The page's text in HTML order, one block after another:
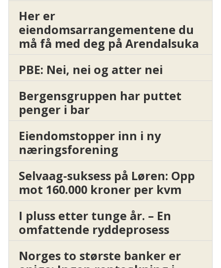
Her er
eiendomsarrangementene du
må få med deg på Arendalsuka
PBE: Nei, nei og atter nei
Bergensgruppen har puttet
penger i bar
Eiendomstopper inn i ny
næringsforening
Selvaag-suksess på Løren: Opp
mot 160.000 kroner per kvm
I pluss etter tunge år. – En
omfattende ryddeprosess
Norges to største banker er